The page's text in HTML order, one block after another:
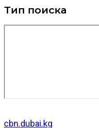
Тип поиска
cbn.dubai.kg